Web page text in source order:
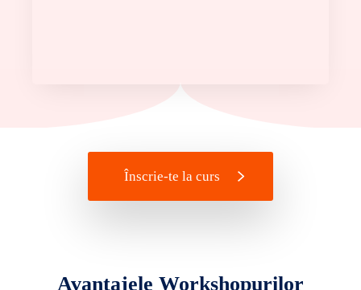
Înscrie-te la curs
Avantajele Workshopurilor